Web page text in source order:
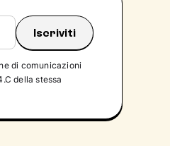
di comunicazioni
della stessa